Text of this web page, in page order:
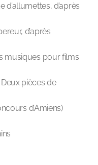
d’allumettes, d’après
d’après
musiques pour films
pièces de
d’Amiens)